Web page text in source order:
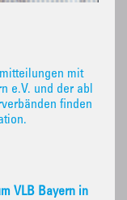
mit
e.V. und der abl
finden
VLB Bayern in